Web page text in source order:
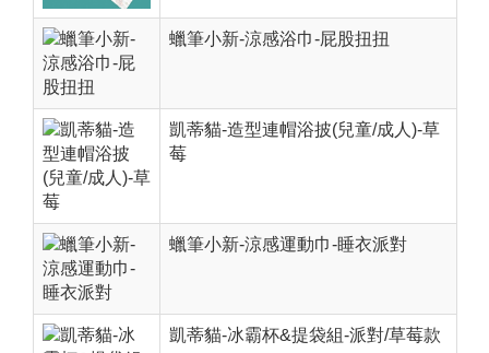
蠟筆小新-涼感浴巾-屁股扭扭
凱蒂貓-造型連帽浴披(兒童/成人)-草
莓
蠟筆小新-涼感運動巾-睡衣派對
凱蒂貓-冰霸杯&提袋組-派對/草莓款